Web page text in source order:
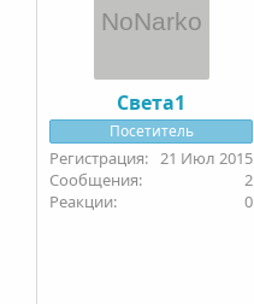
н
а
л
а
Света1
Посетитель
21 Июл 2015
2
0